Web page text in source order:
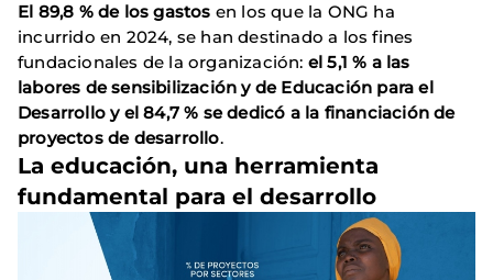
El 89,8 % de los gastos en los que la ONG ha
incurrido en 2024, se han destinado a los fines
fundacionales de la organización: el 5,1 % a las
labores de sensibilización y de Educación para el
Desarrollo y el 84,7 % se dedicó a la financiación de
proyectos de desarrollo.
La educación, una herramienta
fundamental para el desarrollo